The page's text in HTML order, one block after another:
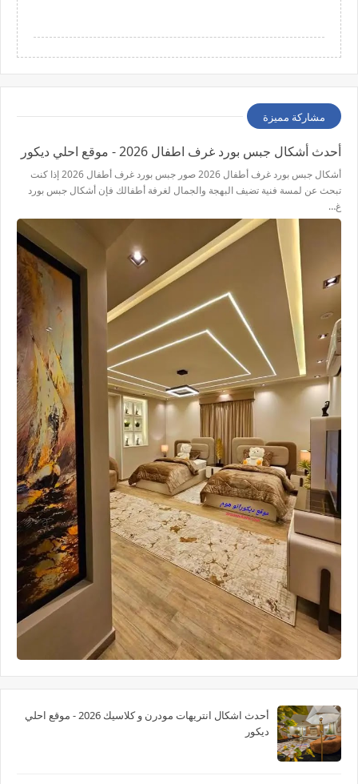
مشاركة مميزة
أحدث أشكال جبس بورد غرف اطفال 2026 - موقع احلي ديكور
أشكال جبس بورد غرف أطفال 2026 صور جبس بورد غرف أطفال 2026 إذا كنت
تبحث عن لمسة فنية تضيف البهجة والجمال لغرفة أطفالك فإن أشكال جبس بورد
غ…
أحدث اشكال انتريهات مودرن و كلاسيك 2026 - موقع احلي
ديكور